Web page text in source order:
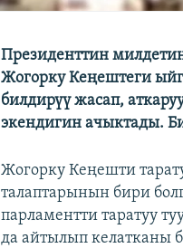
Президенттин
Жогорку Кеңештеги
билдирүү жасап,
экендигин ачыктады.
Жогорку Кеңешти
талаптарынын бири
парламентти таратуу
да айтылып келатканы